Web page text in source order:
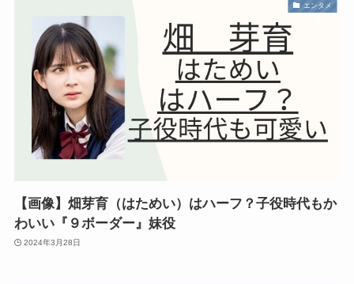
エンタメ
【画像】畑芽育（はためい）はハーフ？子役時代もか
わいい『９ボーダー』妹役
2024年3月28日